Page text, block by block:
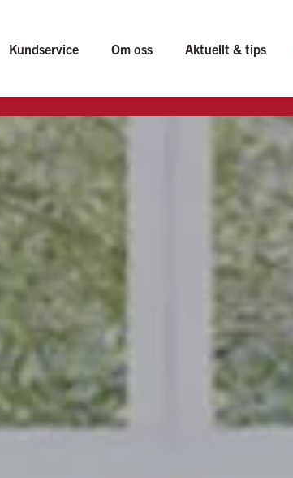
Kundservice Om oss Aktuellt & tips